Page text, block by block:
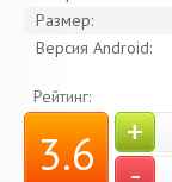
Размер:
Версия Android:
Рейтинг:
3.6 +